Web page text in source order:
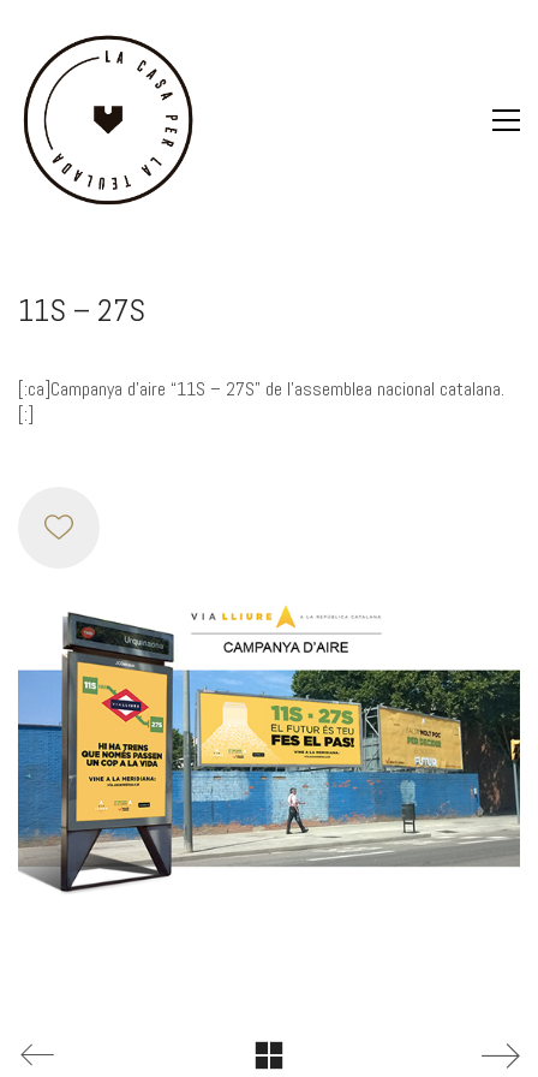
11S – 27S
[:ca]Campanya d’aire “11S – 27S” de l’assemblea nacional catalana.
[:]